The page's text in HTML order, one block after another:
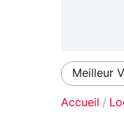
Meilleur
Accueil